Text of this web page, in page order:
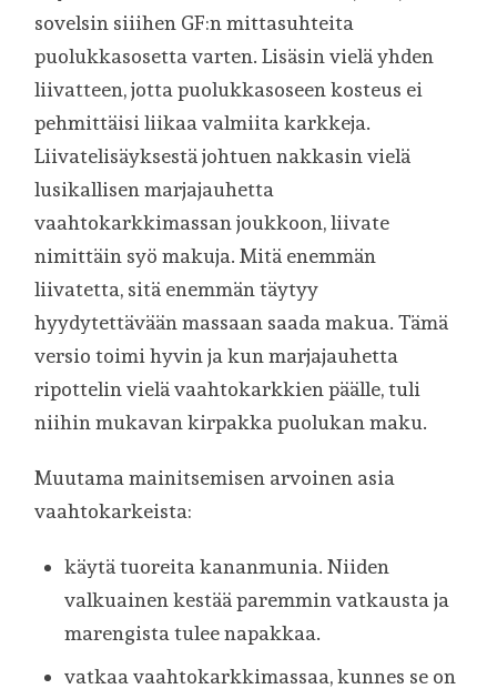
sovelsin siiihen GF:n mittasuhteita
puolukkasosetta varten. Lisäsin vielä yhden
liivatteen, jotta puolukkasoseen kosteus ei
pehmittäisi liikaa valmiita karkkeja.
Liivatelisäyksestä johtuen nakkasin vielä
lusikallisen marjajauhetta
vaahtokarkkimassan joukkoon, liivate
nimittäin syö makuja. Mitä enemmän
liivatetta, sitä enemmän täytyy
hyydytettävään massaan saada makua. Tämä
versio toimi hyvin ja kun marjajauhetta
ripottelin vielä vaahtokarkkien päälle, tuli
niihin mukavan kirpakka puolukan maku.
Muutama mainitsemisen arvoinen asia
vaahtokarkeista:
käytä tuoreita kananmunia. Niiden
valkuainen kestää paremmin vatkausta ja
marengista tulee napakkaa.
vatkaa vaahtokarkkimassaa, kunnes se on